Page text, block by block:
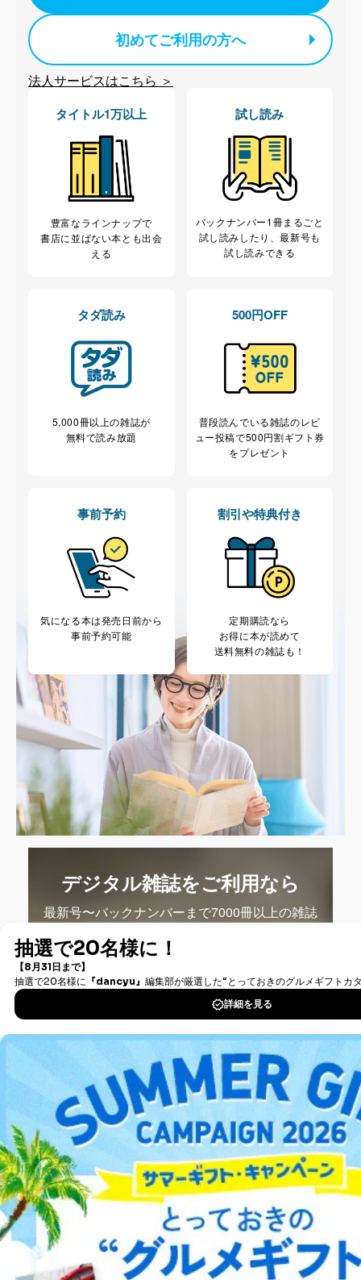
初めてご利用の方へ
法人サービスはこちら ＞
タイトル1万以上
豊富なラインナップで
書店に並ばない本とも出会
える
試し読み
バックナンバー1冊まるごと
試し読みしたり、最新号も
試し読みできる
タダ読み
5,000冊以上の雑誌が
無料で読み放題
500円OFF
普段読んでいる雑誌のレビ
ュー投稿で500円割ギフト券
をプレゼント
事前予約
気になる本は発売日前から
事前予約可能
割引や特典付き
定期購読なら
お得に本が読めて
送料無料の雑誌も！
デジタル雑誌をご利用なら
最新号〜バックナンバーまで7000冊以上の雑誌
タダ読みサービス
DOWNLOAD FOR IOS
DOWNLOAD FOR ANDROID
ご利用方法はこちら
アフィリエイト 採用情報
プレスリリース お問い合わせ
利用規約プライバシーポリシー特定商取引法に基づく表示
会社案内